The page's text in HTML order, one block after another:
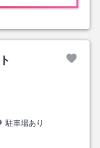
駐車場あり